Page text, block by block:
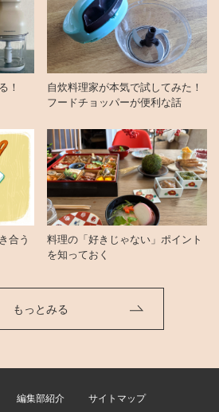
！
自炊料理家が本気で試してみた！
フードチョッパーが便利な話
合う
料理の「好きじゃない」ポイント
を知っておく
もっとみる
編集部紹介 サイトマップ